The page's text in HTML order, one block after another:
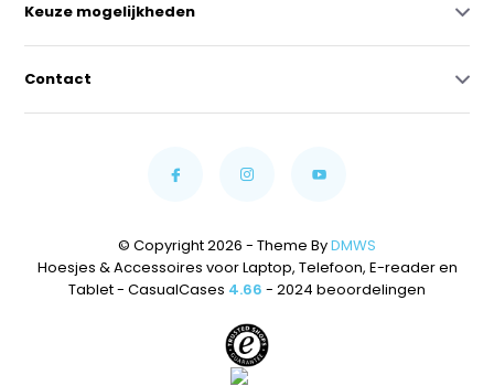
Keuze mogelijkheden
Contact
© Copyright 2026 - Theme ByDMWS
Hoesjes & Accessoires voor Laptop, Telefoon, E-reader en
Tablet - CasualCases 4.66 - 2024 beoordelingen